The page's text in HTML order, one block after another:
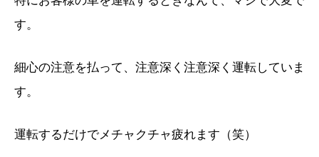
す。
細心の注意を払って、注意深く注意深く運転していま
す。
運転するだけでメチャクチャ疲れます（笑）